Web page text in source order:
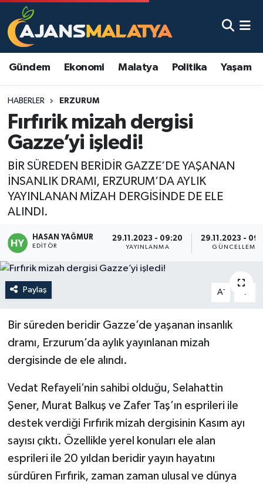
Gündem Ekonomi Malatya Politika Yaşam
HABERLER ERZURUM
Fırfırik mizah dergisi
Gazze’yi işledi!
BİR SÜREDEN BERİDİR GAZZE’DE YAŞANAN
İNSANLIK DRAMI, ERZURUM’DA AYLIK
YAYINLANAN MİZAH DERGİSİNDE DE ELE
ALINDI.
HASAN YAĞMUR
EDITÖR
29.11.2023 - 09:20
YAYINLANMA
29.11.2023 -
GÜNCELLEME
Paylaş A- A
Bir süreden beridir Gazze’de yaşanan insanlık
dramı, Erzurum’da aylık yayınlanan mizah
dergisinde de ele alındı.
Vedat Refayeli’nin sahibi olduğu, Selahattin
Şener, Murat Balkuş ve Zafer Taş’ın esprileri ile
destek verdiği Fırfırik mizah dergisinin Kasım ayı
sayısı çıktı. Özellikle yerel konuları ele alan
esprileri ile 20 yıldan beridir yayın hayatını
sürdüren Fırfırik, zaman zaman ulusal ve dünya
Asayiş
Eğitim
Ekonomi
Gündem
Kadın
Politika
Spor
Yaşam
Malatya Nöbetçi Eczaneler
Malatya Namaz Vakitleri
Malatya Trafik Yoğunluk Haritası
TFF 3.Lig 2.Grup Puan Durumu ve Fikstür
Tüm Manşetler